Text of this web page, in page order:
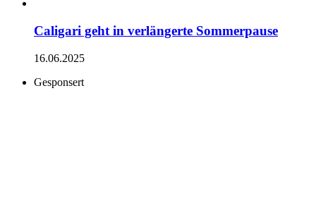
Caligari geht in verlängerte Sommerpause
16.06.2025
Gesponsert